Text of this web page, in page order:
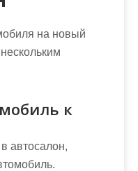
на новый
к
автосалон,